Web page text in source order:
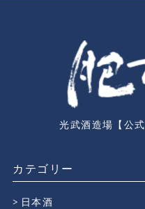
光武酒造場【公
カテゴリー
日本酒